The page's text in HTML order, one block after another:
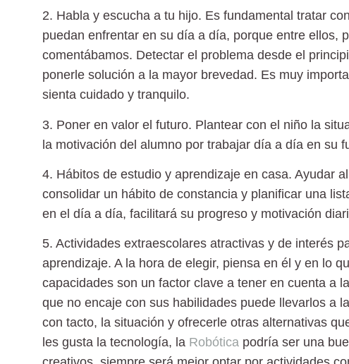
2. Habla y escucha a tu hijo. Es fundamental tratar
puedan enfrentar en su día a día, porque entre ellos,
comentábamos. Detectar el problema desde el
ponerle solución a la mayor brevedad. Es muy
sienta cuidado y tranquilo.
3. Poner en valor el futuro. Plantear con el niño la
la motivación del alumno por trabajar día a día en su
4. Hábitos de estudio y aprendizaje en casa. Ayudar
consolidar un hábito de constancia y planificar una
en el día a día, facilitará su progreso y motivación
5. Actividades extraescolares atractivas y de interés
aprendizaje. A la hora de elegir, piensa en él y en lo
capacidades son un factor clave a tener en cuenta a
que no encaje con sus habilidades puede llevarlos a
con tacto, la situación y ofrecerle otras alternativas
les gusta la tecnología, la Robótica podría ser una